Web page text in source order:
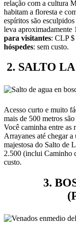
relação com a cultura
habitam a floresta e
espíritos são
leva aproximadamente
para visitantes: CLP
hóspedes: sem custo.
2. SALTO
Acesso curto e muito
mais de 500 metros
Você caminha entre as
Arrayanes até chegar
majestosa do Salto de
2.500 (inclui Caminho
custo.
3.